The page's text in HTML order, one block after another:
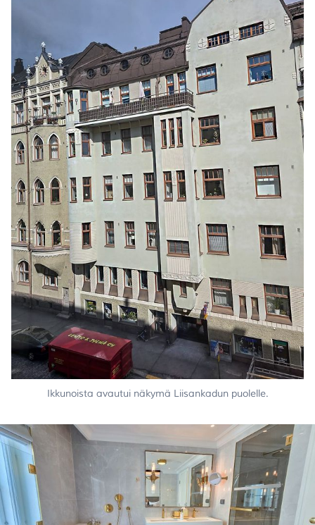
Ikkunoista avautui näkymä Liisankadun puolelle.